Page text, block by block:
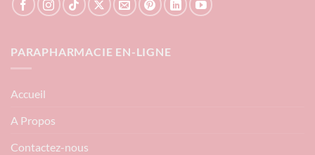
PARAPHARMACIE EN-LIGNE
Accueil
A Propos
Contactez-nous